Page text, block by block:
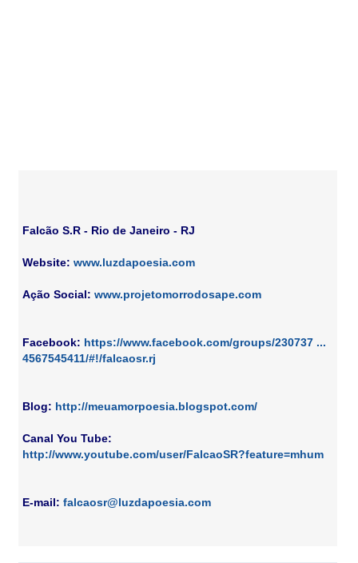
Falcão S.R - Rio de Janeiro - RJ
Website: www.luzdapoesia.com
Ação Social: www.projetomorrodosape.com
Facebook: https://www.facebook.com/groups/230737 ...
4567545411/#!/falcaosr.rj
Blog: http://meuamorpoesia.blogspot.com/
Canal You Tube:
http://www.youtube.com/user/FalcaoSR?feature=mhum
E-mail: falcaosr@luzdapoesia.com